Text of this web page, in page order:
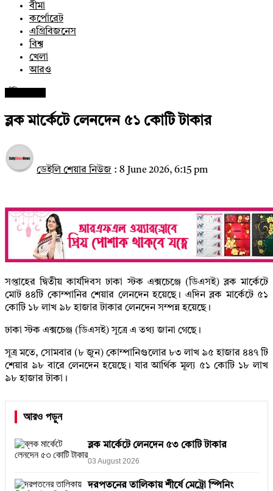
বীমা
কর্পোরেট
এগ্রিবিজনেস
বিশ্ব
খেলা
আরও
ব্লক মার্কেটে লেনদেন ৫১ কোটি টাকার
ডেইলি শেয়ার নিউজ : 8 June 2026, 6:15 pm
সপ্তাহের দ্বিতীয় কার্যদিবস ঢাকা স্টক এক্সচেঞ্জে (ডিএসই) ব্লক মার্কেটে
মোট ৪৪টি কোম্পানির শেয়ার লেনদেন হয়েছে। এদিন ব্লক মার্কেটে ৫১
কোটি ১৮ লাখ ৯৮ হাজার টাকার লেনদেন সম্পন্ন হয়েছে।
ঢাকা স্টক এক্সচেঞ্জ (ডিএসই) সূত্রে এ তথ্য জানা গেছে।
সূত্র মতে, সোমবার (৮ জুন) কোম্পানিগুলোর ৮৩ লাখ ৯৫ হাজার ৪৪৭ টি
শেয়ার ৯৮ বারে লেনদেন হয়েছে। যার আর্থিক মূল্য ৫১ কোটি ১৮ লাখ
৯৮ হাজার টাকা।
আরও পড়ুন
ব্লক মার্কেটে লেনদেন ৫৩ কোটি টাকার
03 August 2026
দরপতনের তালিকায় শীর্ষে মেট্রো স্পিনিং